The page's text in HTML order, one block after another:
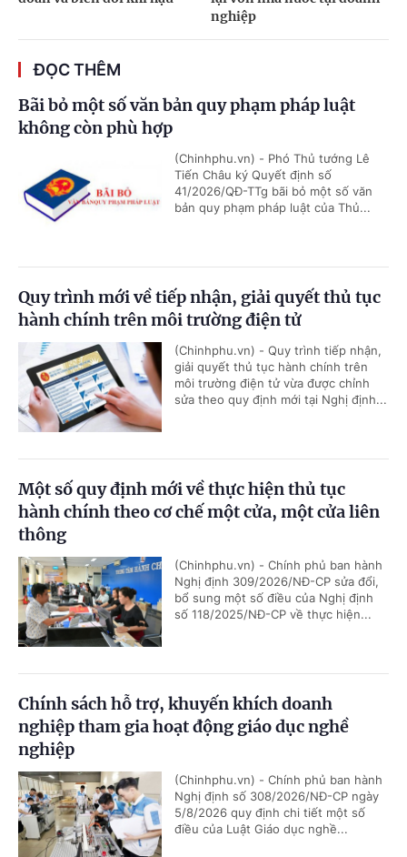
nghiệp
ĐỌC THÊM
Bãi bỏ một số văn bản quy phạm pháp luật
không còn phù hợp
(Chinhphu.vn) - Phó Thủ tướng Lê
Tiến Châu ký Quyết định số
41/2026/QĐ-TTg bãi bỏ một số văn
bản quy phạm pháp luật của Thủ...
Quy trình mới về tiếp nhận, giải quyết thủ tục
hành chính trên môi trường điện tử
(Chinhphu.vn) - Quy trình tiếp nhận,
giải quyết thủ tục hành chính trên
môi trường điện tử vừa được chỉnh
sửa theo quy định mới tại Nghị định...
Một số quy định mới về thực hiện thủ tục
hành chính theo cơ chế một cửa, một cửa liên
thông
(Chinhphu.vn) - Chính phủ ban hành
Nghị định 309/2026/NĐ-CP sửa đổi,
bổ sung một số điều của Nghị định
số 118/2025/NĐ-CP về thực hiện...
Chính sách hỗ trợ, khuyến khích doanh
nghiệp tham gia hoạt động giáo dục nghề
nghiệp
(Chinhphu.vn) - Chính phủ ban hành
Nghị định số 308/2026/NĐ-CP ngày
5/8/2026 quy định chi tiết một số
điều của Luật Giáo dục nghề...